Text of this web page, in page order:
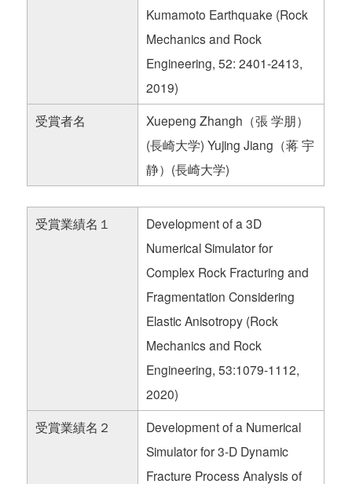
Kumamoto Earthquake (Rock
Mechanics and Rock
Engineering, 52: 2401-2413,
2019)
受賞者名
Xuepeng Zhangh（張 学朋）
(長崎大学) Yujing Jiang（蒋 宇
静）(長崎大学)
受賞業績名１
Development of a 3D
Numerical Simulator for
Complex Rock Fracturing and
Fragmentation Considering
Elastic Anisotropy (Rock
Mechanics and Rock
Engineering, 53:1079-1112,
2020)
受賞業績名２
Development of a Numerical
Simulator for 3-D Dynamic
Fracture Process Analysis of